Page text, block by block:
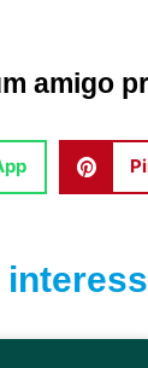
amigo